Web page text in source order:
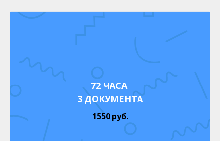
72 ЧАСА
3 ДОКУМЕНТА
1550 руб.